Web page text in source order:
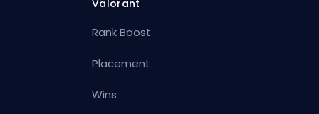
Valorant
Rank Boost
Placement
Wins